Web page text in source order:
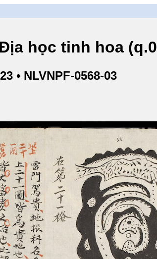
Địa học tinh hoa
• NLVNPF-0568-03